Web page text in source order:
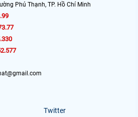
Phú Thạnh, TP. Hồ Chí Minh
Twitter